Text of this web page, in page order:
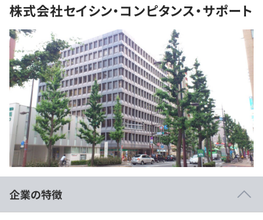
転職成功ガイド
転職エージェント
インタビュー
転職成功ガイド
求人検索
本選考
インターン
新卒エージェント
イベント・セミナー
インタビュー
就活成功ガイド
学習
講座一覧
問題集
4択課題
ナレッジ
リファレンス
プラン
スキルチェック
プログラミング言語
SQL
評価結果一覧
再チャレンジ結果一覧
ゲーム・マンガ
メディア
Tech Team Journal
paiza times
paizaとは？
株式会社セイシン・コンピタンス・サポート
企業の特徴